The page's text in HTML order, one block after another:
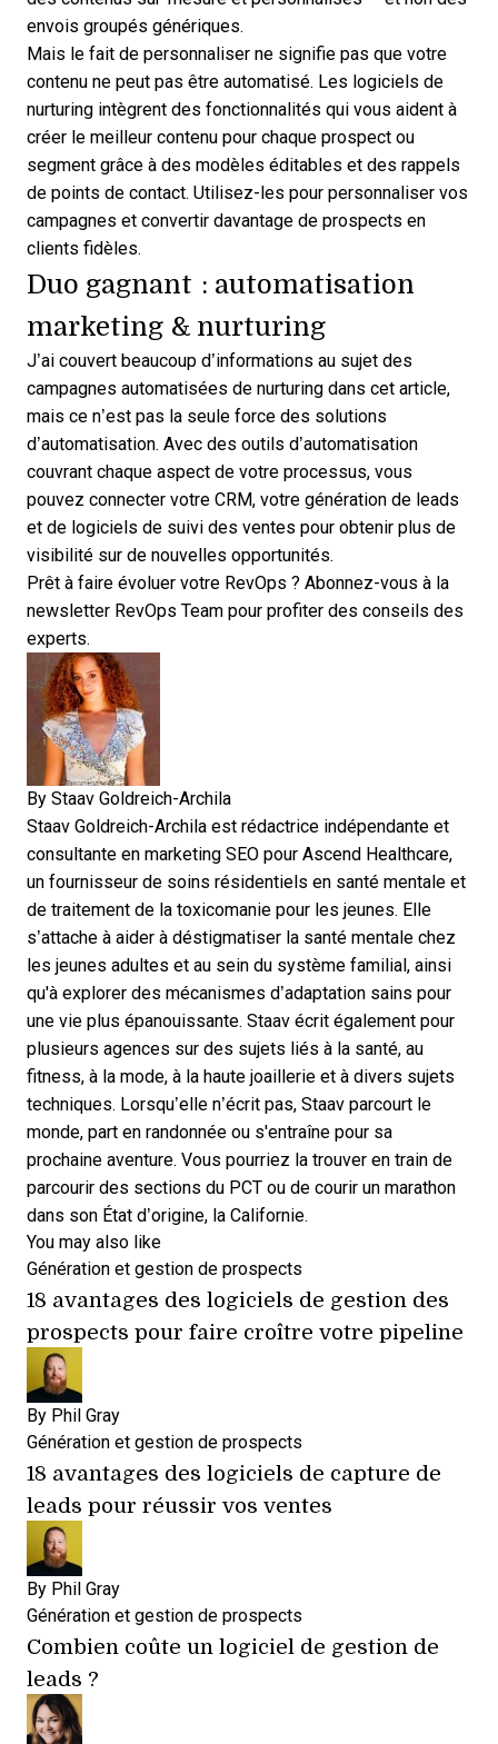
envois groupés génériques.
Mais le fait de personnaliser ne signifie pas que votre
contenu ne peut pas être automatisé. Les logiciels de
nurturing intègrent des fonctionnalités qui vous aident à
créer le meilleur contenu pour chaque prospect ou
segment grâce à des modèles éditables et des rappels
de points de contact. Utilisez-les pour personnaliser vos
campagnes et convertir davantage de prospects en
clients fidèles.
Duo gagnant : automatisation
marketing & nurturing
J’ai couvert beaucoup d’informations au sujet des
campagnes automatisées de nurturing dans cet article,
mais ce n’est pas la seule force des solutions
d’automatisation. Avec des outils d’automatisation
couvrant chaque aspect de votre processus, vous
pouvez connecter votre CRM, votre génération de leads
et de logiciels de suivi des ventes pour obtenir plus de
visibilité sur de nouvelles opportunités.
Prêt à faire évoluer votre RevOps ? Abonnez-vous à la
newsletter RevOps Team pour profiter des conseils des
experts.
By Staav Goldreich-Archila
Staav Goldreich-Archila est rédactrice indépendante et
consultante en marketing SEO pour Ascend Healthcare,
un fournisseur de soins résidentiels en santé mentale et
de traitement de la toxicomanie pour les jeunes. Elle
s’attache à aider à déstigmatiser la santé mentale chez
les jeunes adultes et au sein du système familial, ainsi
qu'à explorer des mécanismes d’adaptation sains pour
une vie plus épanouissante. Staav écrit également pour
plusieurs agences sur des sujets liés à la santé, au
fitness, à la mode, à la haute joaillerie et à divers sujets
techniques. Lorsqu’elle n’écrit pas, Staav parcourt le
monde, part en randonnée ou s'entraîne pour sa
prochaine aventure. Vous pourriez la trouver en train de
parcourir des sections du PCT ou de courir un marathon
dans son État d’origine, la Californie.
You may also like
Génération et gestion de prospects
18 avantages des logiciels de gestion des
prospects pour faire croître votre pipeline
By Phil Gray
Génération et gestion de prospects
18 avantages des logiciels de capture de
leads pour réussir vos ventes
By Phil Gray
Génération et gestion de prospects
Combien coûte un logiciel de gestion de
leads ?